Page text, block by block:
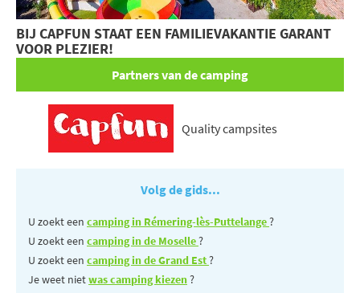
BIJ CAPFUN STAAT EEN FAMILIEVAKANTIE GARANT
VOOR PLEZIER!
Partners van de camping
Quality campsites
Volg de gids...
U zoekt een camping in Rémering-lès-Puttelange?
U zoekt een camping in de Moselle?
U zoekt een camping in de Grand Est?
Je weet nietwas camping kiezen?